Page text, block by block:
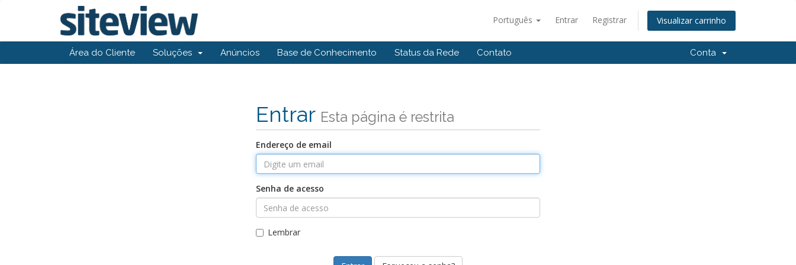
Português Entrar Registrar Visualizar carrinho
Área do Cliente Soluções Anúncios Base de Conhecimento Status da Rede Contato Conta
Entrar Esta página é restrita
Endereço de email
Senha de acesso
Lembrar